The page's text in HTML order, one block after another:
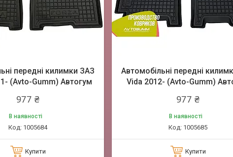
передні килимки ЗАЗ
(Avto-Gumm) Автогум
977 ₴
В наявності
1005684
Купити
Автомобільні передні
Vida 2012- (Avto-Gumm)
977 ₴
В наявності
1005685
Купити